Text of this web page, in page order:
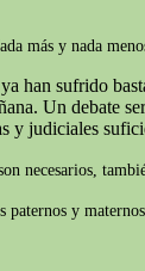
más y nada
han sufrido
Un debate
y judiciales
necesarios,
y